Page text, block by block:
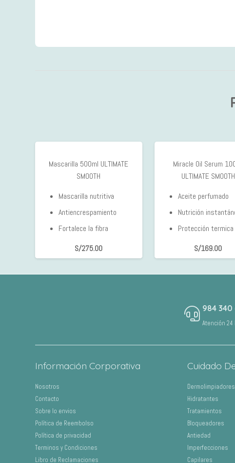
Mascarilla 500ml ULTIMATE
SMOOTH
Mascarilla nutritiva
Antiencrespamiento
Fortalece la fibra
S/275.00
Miracle Oil Serum
ULTIMATE SMOOTH
Aceite perfumado
Nutrición
Protección termica
S/169.00
984 340
Atención 24
Información Corporativa
Nosotros
Contacto
Sobre lo envios
Política de Reembolso
Política de privacidad
Terminos y Condiciones
Libro de Reclamaciones
Cuidado
Dermolimpiadores
Hidratantes
Tratamientos
Bloqueadores
Antiedad
Imperfecciones
Capilares